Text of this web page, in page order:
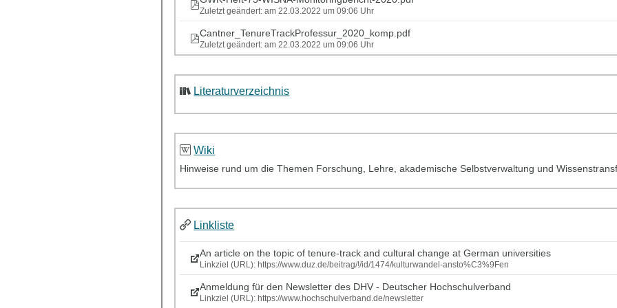
Zuletzt geändert: am 22.03.2022 um 09:06 Uhr
Cantner_TenureTrackProfessur_2020_komp.pdf
Zuletzt geändert: am 22.03.2022 um 09:06 Uhr
Literaturverzeichnis
Wiki
Hinweise rund um die Themen Forschung, Lehre, akademische Selbstverwaltung und
Linkliste
An article on the topic of tenure-track and cultural change at German universities
Linkziel (URL): https://www.duz.de/beitrag/!/id/1474/kulturwandel-ansto%C3%9Fen
Anmeldung für den Newsletter des DHV - Deutscher Hochschulverband
Linkziel (URL): https://www.hochschulverband.de/newsletter